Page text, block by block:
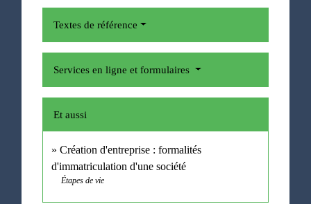
Textes de référence
Services en ligne et formulaires
Et aussi
Création d'entreprise : formalités
d'immatriculation d'une société
Étapes de vie